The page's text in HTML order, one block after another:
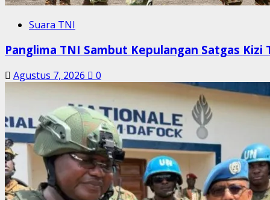
Suara TNI
Panglima TNI Sambut Kepulangan Satgas Kizi
Agustus 7, 2026 0